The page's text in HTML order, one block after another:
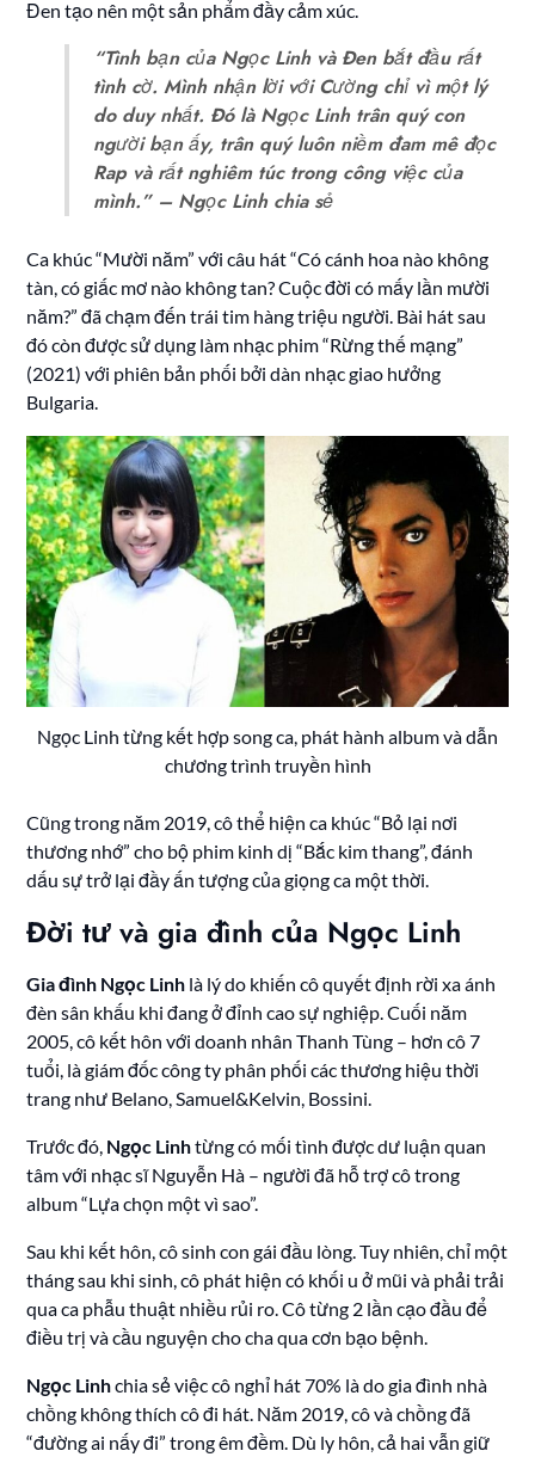
Đen tạo nên một sản phẩm đầy cảm xúc.
“Tình bạn của Ngọc Linh và Đen bắt đầu rất
tình cờ. Mình nhận lời với Cường chỉ vì một lý
do duy nhất. Đó là Ngọc Linh trân quý con
người bạn ấy, trân quý luôn niềm đam mê đọc
Rap và rất nghiêm túc trong công việc của
mình.” – Ngọc Linh chia sẻ
Ca khúc “Mười năm” với câu hát “Có cánh hoa nào không
tàn, có giấc mơ nào không tan? Cuộc đời có mấy lần mười
năm?” đã chạm đến trái tim hàng triệu người. Bài hát sau
đó còn được sử dụng làm nhạc phim “Rừng thế mạng”
(2021) với phiên bản phối bởi dàn nhạc giao hưởng
Bulgaria.
Ngọc Linh từng kết hợp song ca, phát hành album và dẫn
chương trình truyền hình
Cũng trong năm 2019, cô thể hiện ca khúc “Bỏ lại nơi
thương nhớ” cho bộ phim kinh dị “Bắc kim thang”, đánh
dấu sự trở lại đầy ấn tượng của giọng ca một thời.
Đời tư và gia đình của Ngọc Linh
Gia đình Ngọc Linh là lý do khiến cô quyết định rời xa ánh
đèn sân khấu khi đang ở đỉnh cao sự nghiệp. Cuối năm
2005, cô kết hôn với doanh nhân Thanh Tùng – hơn cô 7
tuổi, là giám đốc công ty phân phối các thương hiệu thời
trang như Belano, Samuel&Kelvin, Bossini.
Trước đó, Ngọc Linhtừng có mối tình được dư luận quan
tâm với nhạc sĩ Nguyễn Hà – người đã hỗ trợ cô trong
album “Lựa chọn một vì sao”.
Sau khi kết hôn, cô sinh con gái đầu lòng. Tuy nhiên, chỉ một
tháng sau khi sinh, cô phát hiện có khối u ở mũi và phải trải
qua ca phẫu thuật nhiều rủi ro. Cô từng 2 lần cạo đầu để
điều trị và cầu nguyện cho cha qua cơn bạo bệnh.
Ngọc Linhchia sẻ việc cô nghỉ hát 70% là do gia đình nhà
chồng không thích cô đi hát. Năm 2019, cô và chồng đã
“đường ai nấy đi” trong êm đềm. Dù ly hôn, cả hai vẫn giữ